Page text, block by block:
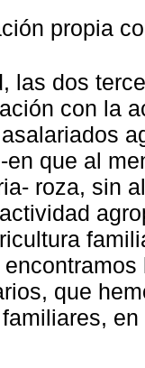
propia
las dos
con la
en que al
roza, sin
que